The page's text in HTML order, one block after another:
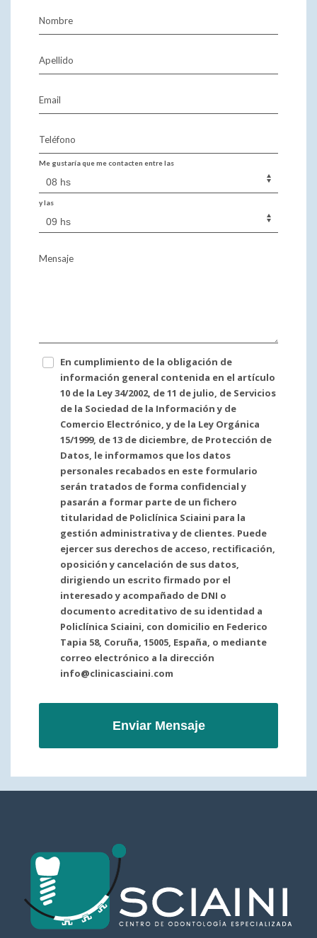
Nombre
Apellido
Email
Teléfono
Me gustaría que me contacten entre las
y las
Mensaje
En cumplimiento de la obligación de
información general contenida en el artículo
10 de la Ley 34/2002, de 11 de julio, de Servicios
de la Sociedad de la Información y de
Comercio Electrónico, y de la Ley Orgánica
15/1999, de 13 de diciembre, de Protección de
Datos, le informamos que los datos
personales recabados en este formulario
serán tratados de forma confidencial y
pasarán a formar parte de un fichero
titularidad de Policlínica Sciaini para la
gestión administrativa y de clientes. Puede
ejercer sus derechos de acceso, rectificación,
oposición y cancelación de sus datos,
dirigiendo un escrito firmado por el
interesado y acompañado de DNI o
documento acreditativo de su identidad a
Policlínica Sciaini, con domicilio en Federico
Tapia 58, Coruña, 15005, España, o mediante
correo electrónico a la dirección
info@clinicasciaini.com
Enviar Mensaje